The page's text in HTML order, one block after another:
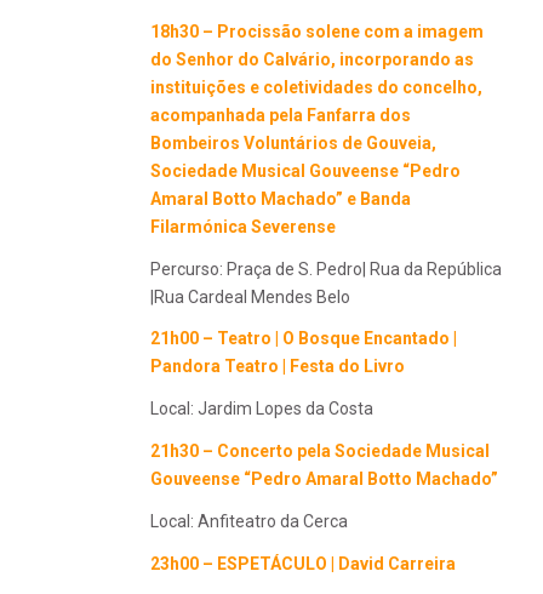
18h30 – Procissão solene com a imagem
do Senhor do Calvário, incorporando as
instituições e coletividades do concelho,
acompanhada pela Fanfarra dos
Bombeiros Voluntários de Gouveia,
Sociedade Musical Gouveense “Pedro
Amaral Botto Machado” e Banda
Filarmónica Severense
Percurso: Praça de S. Pedro| Rua da República
|Rua Cardeal Mendes Belo
21h00 – Teatro | O Bosque Encantado |
Pandora Teatro | Festa do Livro
Local: Jardim Lopes da Costa
21h30 – Concerto pela Sociedade Musical
Gouveense “Pedro Amaral Botto Machado”
Local: Anfiteatro da Cerca
23h00 – ESPETÁCULO | David Carreira